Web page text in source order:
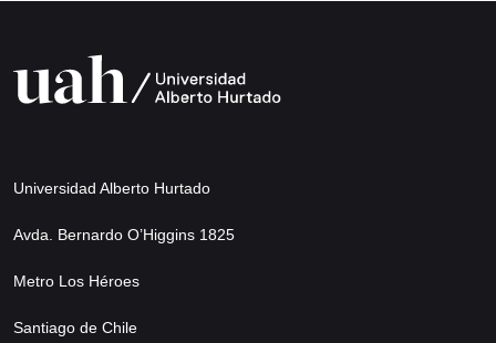
Universidad Alberto Hurtado
Avda. Bernardo O’Higgins 1825
Metro Los Héroes
Santiago de Chile